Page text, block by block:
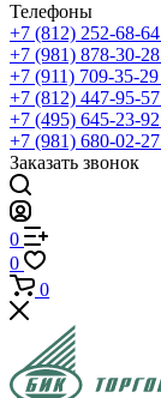
Телефоны
+7 (812) 252-68-64
+7 (981) 878-30-28
+7 (911) 709-35-29
+7 (812) 447-95-57
+7 (495) 645-23-92
+7 (981) 680-02-27
Заказать звонок
0
0
0